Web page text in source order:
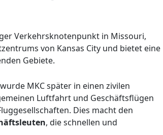
Verkehrsknotenpunkt in Missouri,
von Kansas City und bietet eine
Gebiete.
MKC später in einen zivilen
Luftfahrt und Geschäftsflügen
Dies macht den
, die schnellen und